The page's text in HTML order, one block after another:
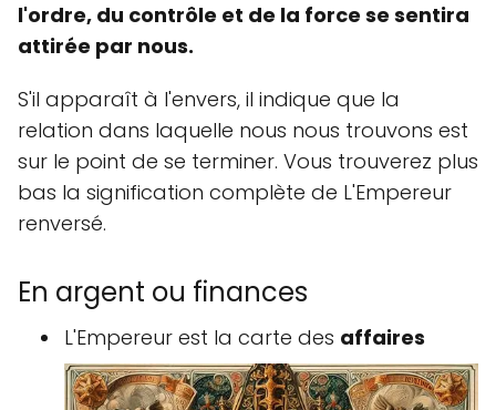
l'ordre, du contrôle et de la force se sentira
attirée par nous.
S'il apparaît à l'envers, il indique que la
relation dans laquelle nous nous trouvons est
sur le point de se terminer. Vous trouverez plus
bas la signification complète de L'Empereur
renversé.
En argent ou finances
L'Empereur est la carte des affaires